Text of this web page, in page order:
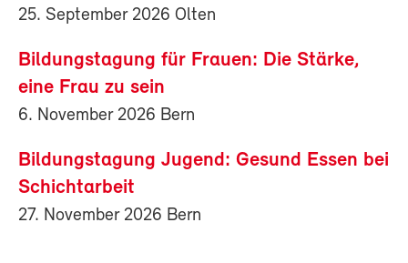
25. September 2026 Olten
Bildungstagung für Frauen: Die Stärke,
eine Frau zu sein
6. November 2026 Bern
Bildungstagung Jugend: Gesund Essen bei
Schichtarbeit
27. November 2026 Bern